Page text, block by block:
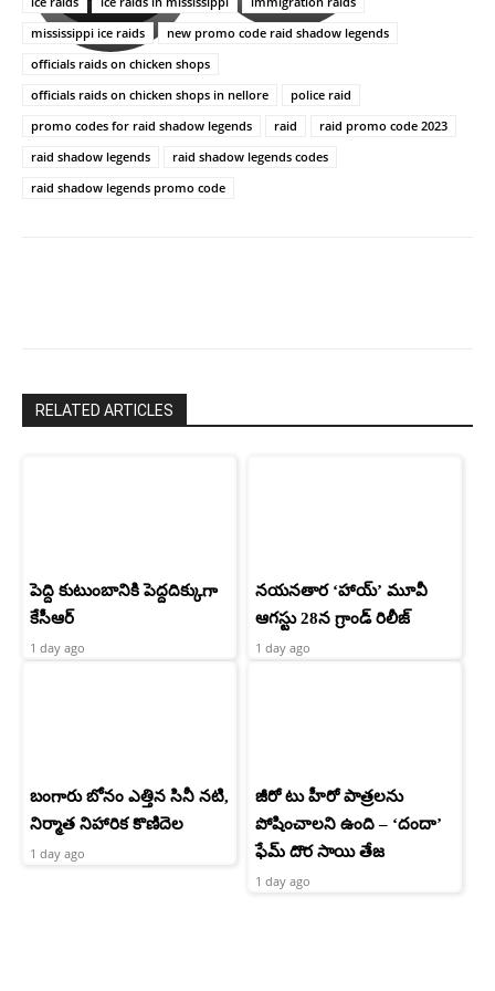
శ్రీనిధి
శెట్టి.
పాపం
రామ్
చరణ్
mississippi ice raids
new promo code raid shadow legends
officials raids on chicken shops
officials raids on chicken shops in nellore
police raid
promo codes for raid shadow legends
raid
raid promo code 2023
raid shadow legends
raid shadow legends codes
raid shadow legends promo code
RELATED ARTICLES
పెద్ది కుటుంబానికి పెద్దదిక్కుగా
కేసీఆర్
1 day ago
నయనతార ‘హాయ్’ మూవీ
ఆగస్టు 28న గ్రాండ్ రిలీజ్
1 day ago
బంగారు బోనం ఎత్తిన సినీ నటి,
నిర్మాత నిహారిక కొణిదెల
1 day ago
జీరో టు హీరో పాత్రలను
పోషించాలని ఉంది – ‘దందా’
ఫేమ్ దొర సాయి తేజ
1 day ago